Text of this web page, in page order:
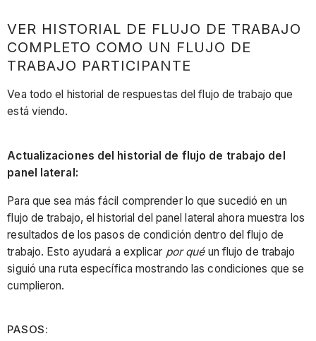
VER HISTORIAL DE FLUJO DE TRABAJO
COMPLETO COMO UN FLUJO DE
TRABAJO PARTICIPANTE
Vea todo el historial de respuestas del flujo de trabajo que
está viendo.
Actualizaciones del historial de flujo de trabajo del
panel lateral:
Para que sea más fácil comprender lo que sucedió en un
flujo de trabajo, el historial del panel lateral ahora muestra los
resultados de los pasos de condición dentro del flujo de
trabajo. Esto ayudará a explicar por quéun flujo de trabajo
siguió una ruta específica mostrando las condiciones que se
cumplieron.
PASOS: